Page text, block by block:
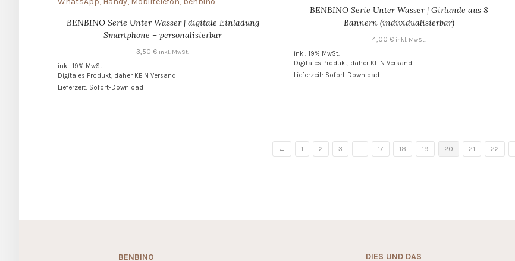
BENBINO Serie Unter Wasser | digitale Einladung
Smartphone – personalisierbar
3,50€ inkl. MwSt.
inkl. 19% MwSt.
Digitales Produkt, daher KEIN Versand
Lieferzeit: Sofort-Download
BENBINO Serie Unter Wasser | Girlande aus 8
Bannern (individualisierbar)
4,00€ inkl. MwSt.
inkl. 19% MwSt.
Digitales Produkt, daher KEIN Versand
Lieferzeit: Sofort-Download
← 1 2 3 17 18 19 20 21 22
BENBINO DIES UND DAS